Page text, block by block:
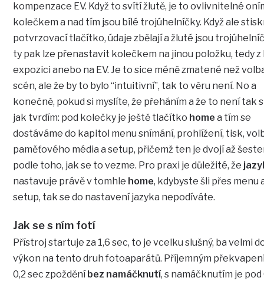
kompenzace EV. Když to svítí žlutě, je to ovlivnitelné
kolečkem a nad tím jsou bílé trojúhelníčky. Když ale
potvrzovací tlačítko, údaje zbělají a žluté jsou
ty pak lze přenastavit kolečkem na jinou položku, tedy z
expozici anebo na EV. Je to sice méně zmatené než
scén, ale že by to bylo “intuitivní”, tak to věru není. No a
konečně, pokud si myslíte, že přeháním a že to není tak
jak tvrdím: pod kolečky je ještě tlačítko home a tím se
dostáváme do kapitol menu snímání, prohlížení, tisk,
paměťového média a setup, přičemž ten je dvojí až
podle toho, jak se to vezme. Pro praxi je důležité, že
nastavuje právě v tomhle home, kdybyste šli přes menu
setup, tak se do nastavení jazyka nepodíváte.
Jak se s ním fotí
Přístroj startuje za 1,6 sec, to je vcelku slušný, ba velmi
výkon na tento druh fotoaparátů. Příjemným
0,2 sec zpoždění bez namáčknutí, s namáčknutím je pod